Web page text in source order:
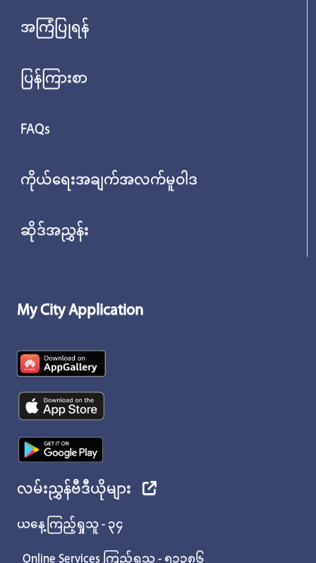
အကြံပြုရန်
ပြန်ကြားစာ
FAQs
ကိုယ်ရေးအချက်အလက်မူဝါဒ
ဆိုဒ်အညွှန်း
My City Application
လမ်းညွှန်ဗီဒီယိုများ
ယနေ့ကြည့်ရှုသူ - ၃၄
Online Services ကြည့်ရှုသူ - ၅၁၃၈၆